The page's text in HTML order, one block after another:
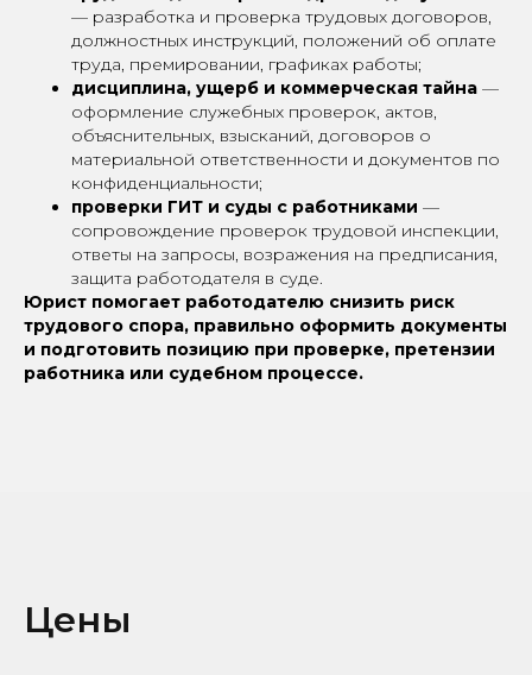
— разработка и проверка трудовых договоров,
должностных инструкций, положений об оплате
труда, премировании, графиках работы;
дисциплина, ущерб и коммерческая тайна —
оформление служебных проверок, актов,
объяснительных, взысканий, договоров о
материальной ответственности и документов по
конфиденциальности;
проверки ГИТ и суды с работниками —
сопровождение проверок трудовой инспекции,
ответы на запросы, возражения на предписания,
защита работодателя в суде.
Юрист помогает работодателю снизить риск
трудового спора, правильно оформить документы
и подготовить позицию при проверке, претензии
работника или судебном процессе.
Цены